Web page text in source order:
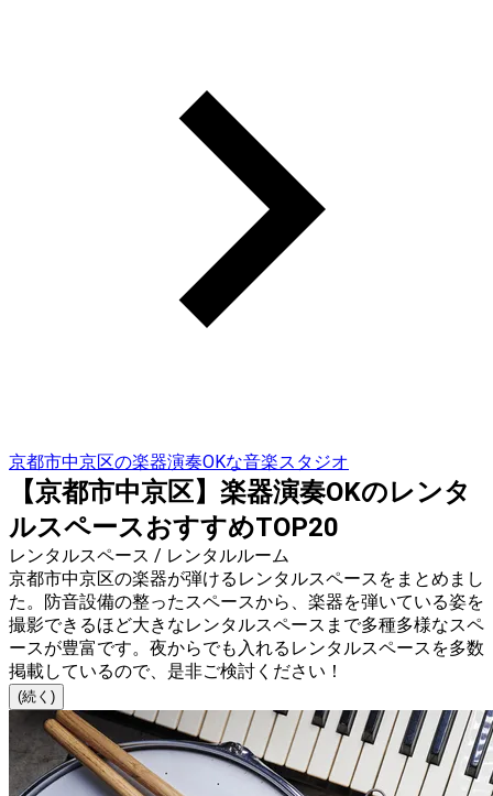
京都市中京区の楽器演奏OKな音楽スタジオ
【京都市中京区】楽器演奏OKのレンタ
ルスペースおすすめTOP20
レンタルスペース / レンタルルーム
京都市中京区の楽器が弾けるレンタルスペースをまとめまし
た。防音設備の整ったスペースから、楽器を弾いている姿を
撮影できるほど大きなレンタルスペースまで多種多様なスペ
ースが豊富です。夜からでも入れるレンタルスペースを多数
掲載しているので、是非ご検討ください！
(続く)